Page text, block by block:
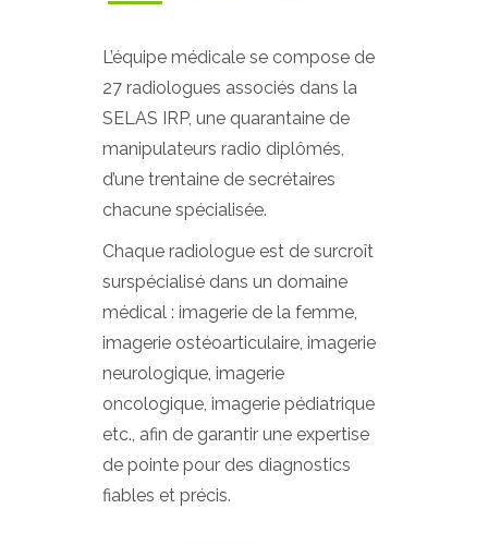
L’équipe médicale se compose de
27 radiologues associés dans la
SELAS IRP, une quarantaine de
manipulateurs radio diplômés,
d’une trentaine de secrétaires
chacune spécialisée.
Chaque radiologue est de surcroît
surspécialisé dans un domaine
médical : imagerie de la femme,
imagerie ostéoarticulaire, imagerie
neurologique, imagerie
oncologique, imagerie pédiatrique
etc., afin de garantir une expertise
de pointe pour des diagnostics
fiables et précis.